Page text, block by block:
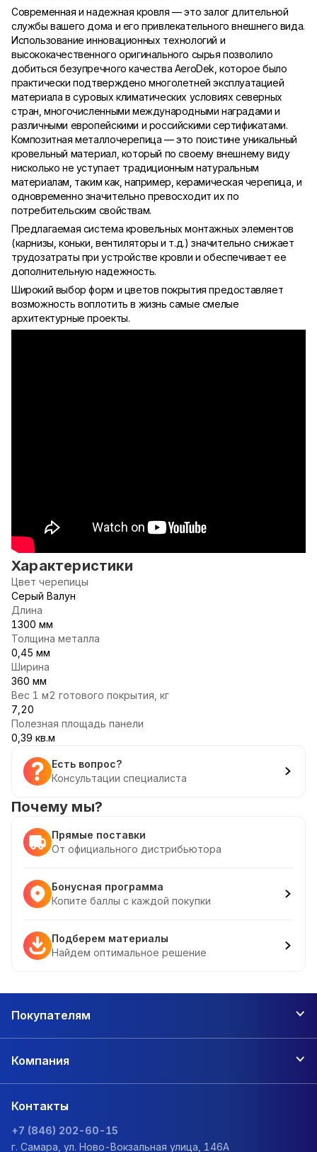
Современная и надежная кровля — это залог длительной
службы вашего дома и его привлекательного внешнего вида.
Использование инновационных технологий и
высококачественного оригинального сырья позволило
добиться безупречного качества AeroDek, которое было
практически подтверждено многолетней эксплуатацией
материала в суровых климатических условиях северных
стран, многочисленными международными наградами и
различными европейскими и российскими сертификатами.
Композитная металлочерепица — это поистине уникальный
кровельный материал, который по своему внешнему виду
нисколько не уступает традиционным натуральным
материалам, таким как, например, керамическая черепица, и
одновременно значительно превосходит их по
потребительским свойствам.
Предлагаемая система кровельных монтажных элементов
(карнизы, коньки, вентиляторы и т.д.) значительно снижает
трудозатраты при устройстве кровли и обеспечивает ее
дополнительную надежность.
Широкий выбор форм и цветов покрытия предоставляет
возможность воплотить в жизнь самые смелые
архитектурные проекты.
Характеристики
Цвет черепицы
Серый Валун
Длина
1300 мм
Толщина металла
0,45 мм
Ширина
360 мм
Вес 1 м2 готового покрытия, кг
7,20
Полезная площадь панели
0,39 кв.м
Есть вопрос?
Консультации специалиста
Почему мы?
Прямые поставки
От официального дистрибьютора
Бонусная программа
Копите баллы с каждой покупки
Подберем материалы
Найдем оптимальное решение
Покупателям
Компания
Контакты
+7 (846) 202-60-15
г. Самара, ул. Ново-Вокзальная улица, 146А